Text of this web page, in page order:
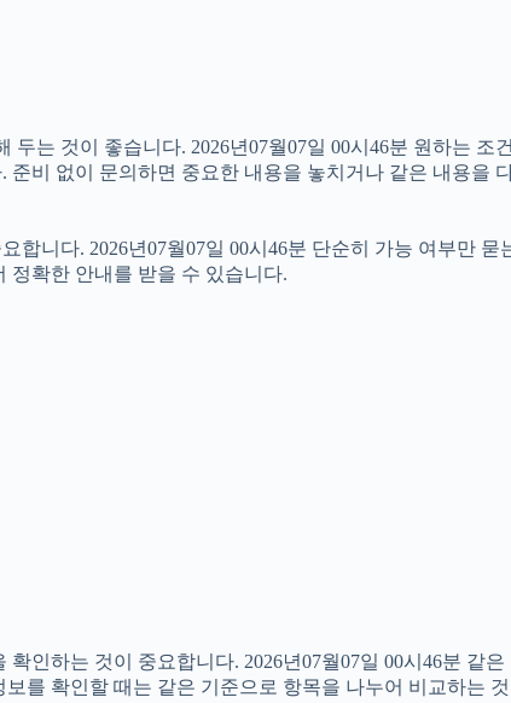
는 것이 좋습니다. 2026년07월07일 00시46분 원하는
비 없이 문의하면 중요한 내용을 놓치거나 같은 내용을
니다. 2026년07월07일 00시46분 단순히 가능 여부만
정확한 안내를 받을 수 있습니다.
인하는 것이 중요합니다. 2026년07월07일 00시46분 같
를 확인할 때는 같은 기준으로 항목을 나누어 비교하는